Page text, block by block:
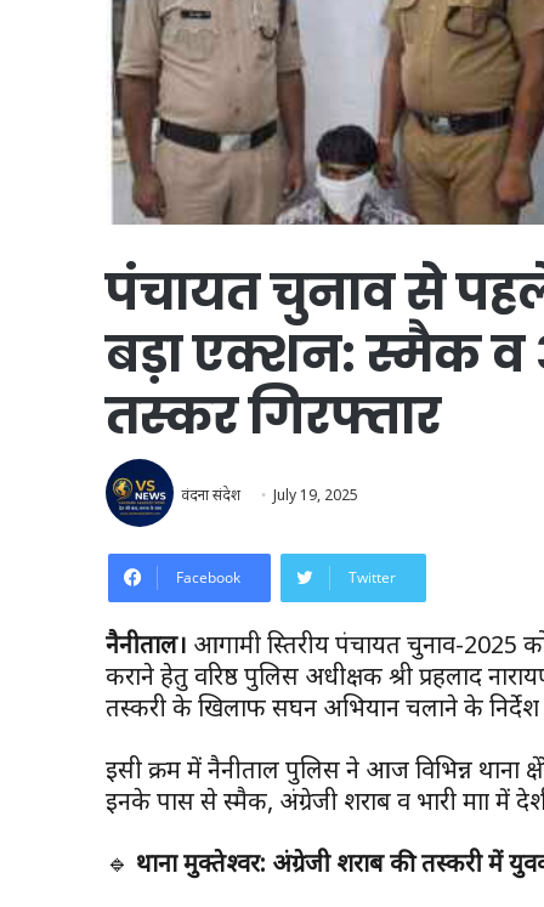
पंचायत चुनाव से
बड़ा एक्शन: स्मैक व
तस्कर गिरफ्तार
वंदना संदेश July 19, 2025
Facebook Twitter
नैनीताल। आगामी त्रिस्तरीय पंचायत चुनाव-2025
कराने हेतु वरिष्ठ पुलिस अधीक्षक श्री प्रहलाद
तस्करी के खिलाफ सघन अभियान चलाने के निर्देश
इसी क्रम में नैनीताल पुलिस ने आज विभिन्न थाना
इनके पास से स्मैक, अंग्रेजी शराब व भारी मात्रा में
🔹 थाना मुक्तेश्वर: अंग्रेजी शराब की तस्करी में